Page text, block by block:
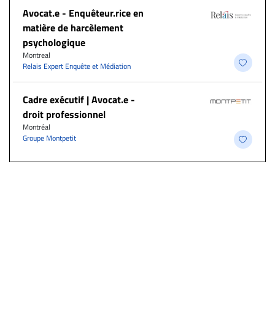
Avocat.e - Enquêteur.rice en
matière de harcèlement
psychologique
Montreal
Relais Expert Enquête et Médiation
Cadre exécutif | Avocat.e -
droit professionnel
Montréal
Groupe Montpetit